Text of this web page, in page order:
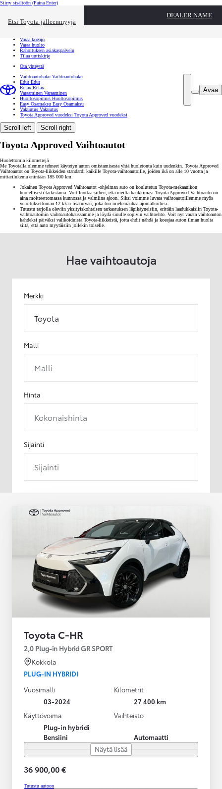
Siirry sisältöön (Paina Enter)
Etsi Toyota-jälleenmyyjä
DEALER NAME
Toyota palvelee Sulje
Varaa koeajo
Varaa huolto
Rahoituksen asiakaspalvelu
Tilaa uutiskirje
Ota yhteyttä
Avaa
Vaihtoautohaku Vaihtoautohaku
Edut Edut
Relax Relax
Varaaminen Varaaminen
Huoltosopimus Huoltosopimus
Easy Osamaksu Easy Osamaksu
Vakuutus Vakuutus
Toyota Approved vuodeksi Toyota Approved vuodeksi
Scroll left Scroll right
Toyota Approved Vaihtoautot
Huolettomia kilometrejä
Me Toyotalla olemme tehneet käytetyn auton omistamisesta yhtä huoletonta kuin uudenkin. Toyota Approved
Vaihtoautot on Toyota-liikkeiden standardi kaikille Toyota-vaihtoautoille, joiden ikä on alle 10 vuotta ja
mittarilukema enintään 185 000 km.
Jokainen Toyota Approved Vaihtoautot -ohjelman auto on koulutetun Toyota-mekaanikon
huolellisesti tarkistama. Voit luottaa siihen, että meiltä hankkimasi Toyota Approved Vaihtoauto on
aina moitteettomassa kunnossa ja valmiina ajoon. Siksi voimme luvata vaihtoautoillemme myös
veloituksettoman 12 kk:n lisäturvan, joka tuo mielenrauhaa ajomatkoihisi.
Tutustu tarjolla oleviin yksityiskohtaisen tarkastuksen läpikäyneisiin, erittäin laadukkaisiin Toyota-
vaihtoautoihin vaihtoautohaussamme ja löydä sinulle sopivin vaihtoehto. Voit nyt varata vaihtoauton
kahdeksi päiväksi valikoiduista Toyota-liikkeistä, jotta ehdit nähdä ja koeajaa auton ilman huolta
siitä, että auto myytäisiin jollekin toiselle.
Hae vaihtoautoja
Merkki
Toyota
Malli
Malli
Hinta
Kokonaishinta
Sijainti
Sijainti
Toyota C-HR
2,0 Plug-in Hybrid GR SPORT
Kokkola
PLUG-IN HYBRIDI
Vuosimalli
03-2024
Kilometrit
27 400 km
Käyttövoima
Plug-in hybridi
Bensiini
Vaihteisto
Automaatti
Näytä lisää
36 900,00 €
Tutustu autoon